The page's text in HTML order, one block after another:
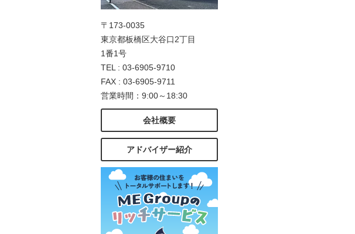
〒173-0035
東京都板橋区大谷口2丁目
1番1号
TEL : 03-6905-9710
FAX : 03-6905-9711
営業時間：9:00～18:30
会社概要
アドバイザー紹介